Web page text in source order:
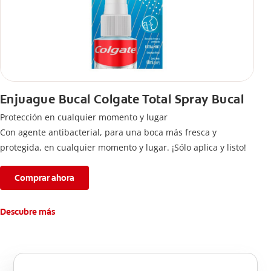
Enjuague Bucal Colgate Total Spray Bucal
Protección en cualquier momento y lugar
Con agente antibacterial, para una boca más fresca y
protegida, en cualquier momento y lugar. ¡Sólo aplica y listo!
Comprar ahora
Descubre más